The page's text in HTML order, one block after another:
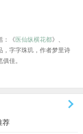
：《医仙纵横花都》、
，字字珠玑，作者梦里诗
佳。
荐